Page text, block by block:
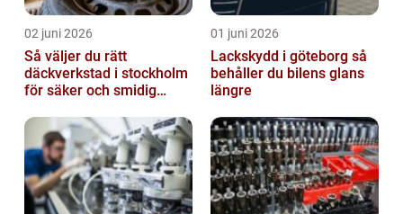
02 juni 2026
Så väljer du rätt
däckverkstad i stockholm
för säker och smidig
01 juni 2026
Lackskydd i göteborg så
behåller du bilens glans
längre